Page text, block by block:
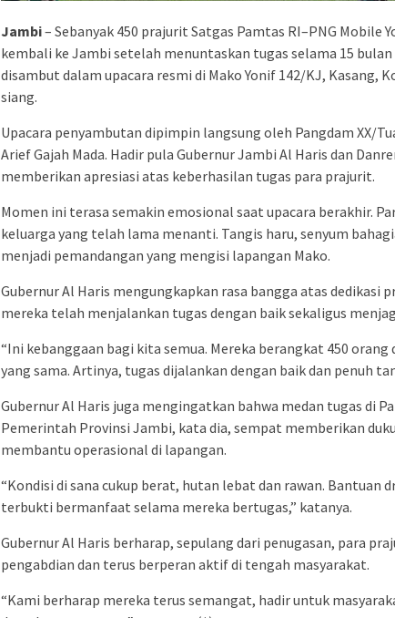
Jambi– Sebanyak 450 prajurit Satgas Pamtas RI–PNG Mobile
kembali ke Jambi setelah menuntaskan tugas selama 15 bulan
disambut dalam upacara resmi di Mako Yonif 142/KJ, Kasang,
siang.
Upacara penyambutan dipimpin langsung oleh Pangdam XX/
Arief Gajah Mada. Hadir pula Gubernur Jambi Al Haris dan
memberikan apresiasi atas keberhasilan tugas para prajurit.
Momen ini terasa semakin emosional saat upacara berakhir.
keluarga yang telah lama menanti. Tangis haru, senyum
menjadi pemandangan yang mengisi lapangan Mako.
Gubernur Al Haris mengungkapkan rasa bangga atas dedikasi
mereka telah menjalankan tugas dengan baik sekaligus
“Ini kebanggaan bagi kita semua. Mereka berangkat 450
yang sama. Artinya, tugas dijalankan dengan baik dan penuh
Gubernur Al Haris juga mengingatkan bahwa medan tugas di
Pemerintah Provinsi Jambi, kata dia, sempat memberikan
membantu operasional di lapangan.
“Kondisi di sana cukup berat, hutan lebat dan rawan. Bantuan
terbukti bermanfaat selama mereka bertugas,” katanya.
Gubernur Al Haris berharap, sepulang dari penugasan, para
pengabdian dan terus berperan aktif di tengah masyarakat.
“Kami berharap mereka terus semangat, hadir untuk